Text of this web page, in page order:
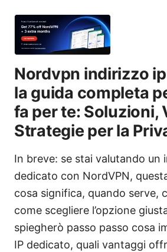
Nordvpn indirizzo
la guida completa
fa per te: Soluzioni,
Strategie per la
In breve: se stai valutando un
dedicato con NordVPN,
cosa significa, quando serve,
come scegliere l’opzione
spiegherò passo passo cosa
IP dedicato, quali vantaggi